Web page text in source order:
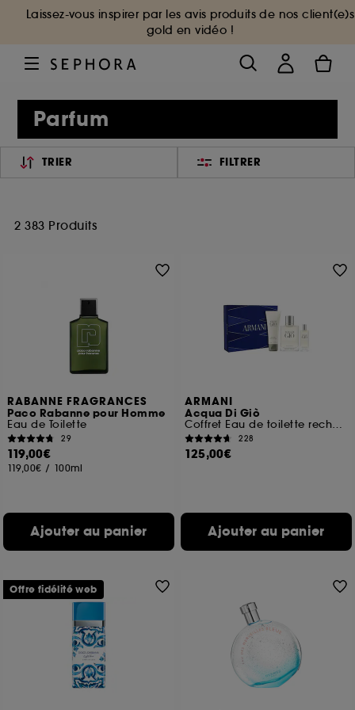
Laissez-vous inspirer par les avis produits de nos client(e)s
gold en vidéo !
Parfum
TRIER FILTRER
2 383 Produits
RABANNE FRAGRANCES
Paco Rabanne pour Homme
Eau de Toilette
29
119,00€
119,00€ / 100ml
Ajouter au panier
ARMANI
Acqua Di Giò
Coffret Eau de toilette rechargeable pour homme
228
125,00€
Ajouter au panier
Offre fidélité web